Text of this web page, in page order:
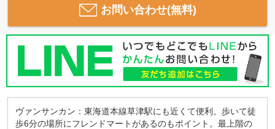
お問い合わせ(無料)
ヴァンサンカン：東海道本線草津駅にも近くて便利。歩いて徒
歩6分の場所にフレンドマートがあるのもポイント。最上階の